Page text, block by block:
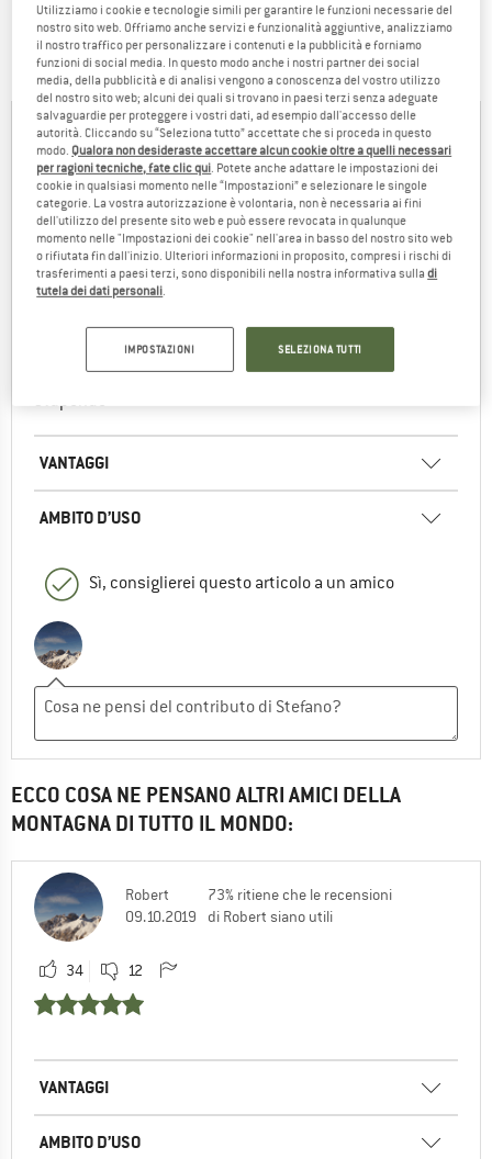
ECCO COSA NE PENSANO ALTRI AMICI DELLA
MONTAGNA:
Stefano
24.01.2026
0 0
UN TUTTOFARE
Scarpette veramente robuste e adatte ad attività
Efficaci dal boulder al lead e da indoor a outdoor,
stupende
VANTAGGI
AMBITO D’USO
Sì, consiglierei questo articolo a un amico
ECCO COSA NE PENSANO ALTRI AMICI DELLA
MONTAGNA DI TUTTO IL MONDO:
Robert
09.10.2019
73% ritiene che le recensioni
di Robert siano utili
34 12
VANTAGGI
AMBITO D’USO
Utilizziamo i cookie e tecnologie simili per garantire le funzioni necessarie del
nostro sito web. Offriamo anche servizi e funzionalità aggiuntive, analizziamo
il nostro traffico per personalizzare i contenuti e la pubblicità e forniamo
funzioni di social media. In questo modo anche i nostri partner dei social
media, della pubblicità e di analisi vengono a conoscenza del vostro utilizzo
del nostro sito web; alcuni dei quali si trovano in paesi terzi senza adeguate
salvaguardie per proteggere i vostri dati, ad esempio dall'accesso delle
autorità. Cliccando su “Seleziona tutto” accettate che si proceda in questo
modo. Qualora non desideraste accettare alcun cookie oltre a quelli necessari
per ragioni tecniche, fate clic qui . Potete anche adattare le impostazioni dei
cookie in qualsiasi momento nelle “Impostazioni” e selezionare le singole
categorie. La vostra autorizzazione è volontaria, non è necessaria ai fini
dell'utilizzo del presente sito web e può essere revocata in qualunque
momento nelle "Impostazioni dei cookie" nell'area in basso del nostro sito web
o rifiutata fin dall'inizio. Ulteriori informazioni in proposito, compresi i rischi di
trasferimenti a paesi terzi, sono disponibili nella nostra informativa sulladi
tutela dei dati personali
IMPOSTAZIONI SELEZIONA TUTTI